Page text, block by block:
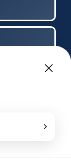
• Badan